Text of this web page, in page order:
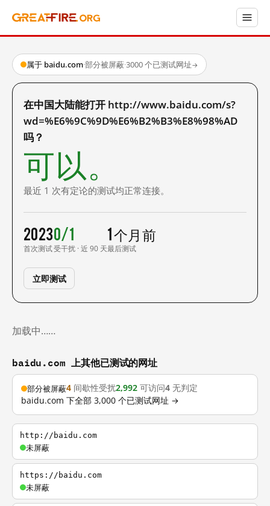
属于 baidu.com·部分被屏蔽·3000 个已测试网址→
在中国大陆能打开 http://www.baidu.com/s?
wd=%E6%9C%9D%E6%B2%B3%E8%98%AD
吗？
可以。
最近 1 次有定论的测试均正常连接。
2023
首次测试
0/1
受干扰 · 近 90 天
1 个月前
最后测试
立即测试
加载中……
baidu.com 上其他已测试的网址
部分被屏蔽4 间歇性受扰2,992 可访问4 无判定
baidu.com 下全部 3,000 个已测试网址 →
http://baidu.com
未屏蔽
https://baidu.com
未屏蔽